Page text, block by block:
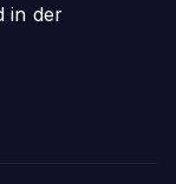
in der